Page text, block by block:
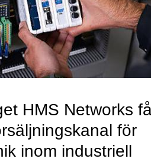
HMS Networks
för
inom industriell